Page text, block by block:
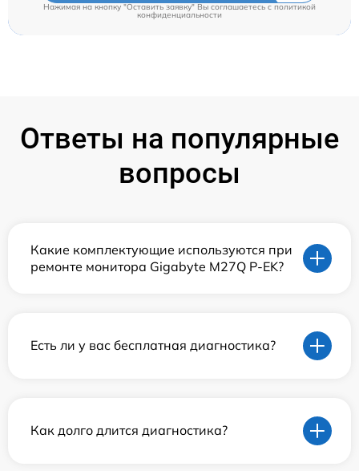
Нажимая на кнопку "Оставить заявку" Вы соглашаетесь cполитикой
конфиденциальности
Ответы на популярные
вопросы
Какие комплектующие используются при
ремонте монитора Gigabyte M27Q P-EK?
Есть ли у вас бесплатная диагностика?
Как долго длится диагностика?